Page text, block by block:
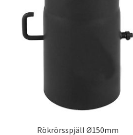
Rökrörsspjäll Ø150mm